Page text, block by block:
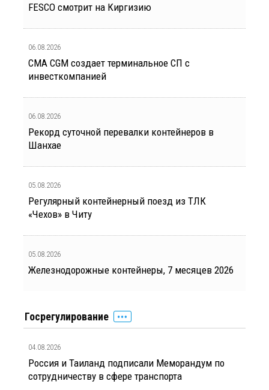
FESCO смотрит на Киргизию
06.08.2026
CMA CGM создает терминальное СП с
инвесткомпанией
06.08.2026
Рекорд суточной перевалки контейнеров в
Шанхае
05.08.2026
Регулярный контейнерный поезд из ТЛК
«Чехов» в Читу
05.08.2026
Железнодорожные контейнеры, 7 месяцев 2026
Госрегулирование
04.08.2026
Россия и Таиланд подписали Меморандум по
сотрудничеству в сфере транспорта